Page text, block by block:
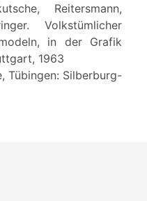
Reitersmann,
Volkstümlicher
in der Grafik
1963
Tübingen: Silberburg-